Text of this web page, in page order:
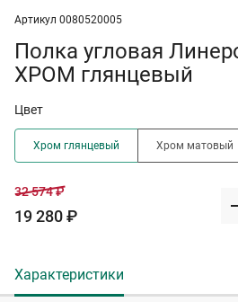
Артикул 0080520005
Полка угловая
ХРОМ глянцевый
Цвет
Хром глянцевый Хром матовый
32 574 ₽
19 280 ₽
Характеристики